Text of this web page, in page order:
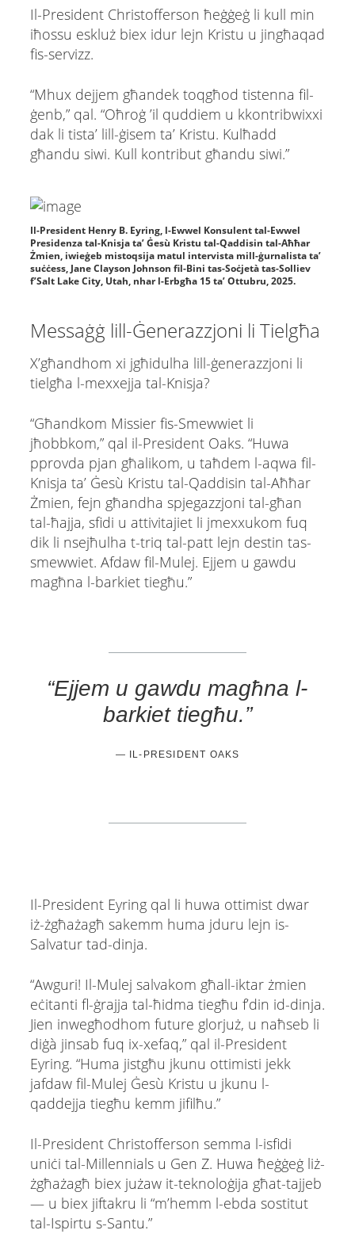
Il-President Christofferson ħeġġeġ li kull min
iħossu eskluż biex idur lejn Kristu u jingħaqad
fis-servizz.
“Mhux dejjem għandek toqgħod tistenna fil-
ġenb,” qal. “Oħroġ ’il quddiem u kkontribwixxi
dak li tista’ lill-ġisem ta’ Kristu. Kulħadd
għandu siwi. Kull kontribut għandu siwi.”
Il-President Henry B. Eyring, l-Ewwel Konsulent tal-Ewwel
Presidenza tal-Knisja ta’ Ġesù Kristu tal-Qaddisin tal-Aħħar
Żmien, iwieġeb mistoqsija matul intervista mill-ġurnalista ta’
suċċess, Jane Clayson Johnson fil-Bini tas-Soċjetà tas-Solliev
f’Salt Lake City, Utah, nhar l-Erbgħa 15 ta’ Ottubru, 2025.
Messaġġ lill-Ġenerazzjoni li Tielgħa
X’għandhom xi jgħidulha lill-ġenerazzjoni li
tielgħa l-mexxejja tal-Knisja?
“Għandkom Missier fis-Smewwiet li
jħobbkom,” qal il-President Oaks. “Huwa
pprovda pjan għalikom, u taħdem l-aqwa fil-
Knisja ta’ Ġesù Kristu tal-Qaddisin tal-Aħħar
Żmien, fejn għandha spjegazzjoni tal-għan
tal-ħajja, sfidi u attivitajiet li jmexxukom fuq
dik li nsejħulha t-triq tal-patt lejn destin tas-
smewwiet. Afdaw fil-Mulej. Ejjem u gawdu
magħna l-barkiet tiegħu.”
“Ejjem u gawdu magħna l-
barkiet tiegħu.”
— IL-PRESIDENT OAKS
Il-President Eyring qal li huwa ottimist dwar
iż-żgħażagħ sakemm huma jduru lejn is-
Salvatur tad-dinja.
“Awguri! Il-Mulej salvakom għall-iktar żmien
eċitanti fl-ġrajja tal-ħidma tiegħu f’din id-dinja.
Jien inwegħodhom future glorjuż, u naħseb li
diġà jinsab fuq ix-xefaq,” qal il-President
Eyring. “Huma jistgħu jkunu ottimisti jekk
jafdaw fil-Mulej Ġesù Kristu u jkunu l-
qaddejja tiegħu kemm jifilħu.”
Il-President Christofferson semma l-isfidi
uniċi tal-Millennials u Gen Z. Huwa ħeġġeġ liż-
żgħażagħ biex jużaw it-teknoloġija għat-tajjeb
— u biex jiftakru li “m’hemm l-ebda sostitut
tal-Ispirtu s-Santu.”